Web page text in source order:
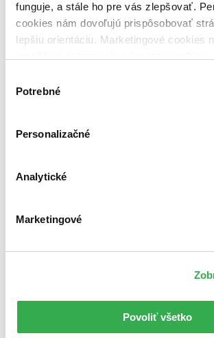
funguje, a stále ho pre vás zlepšovať.
cookies nám dovoľujú prispôsobovať
lepšiu orientáciu. Marketingové cookies
keby sme mohli používať všetky tieto
súhlasu
Potrebné
Personalizačné
Analytické
Marketingové
Povoliť všetko